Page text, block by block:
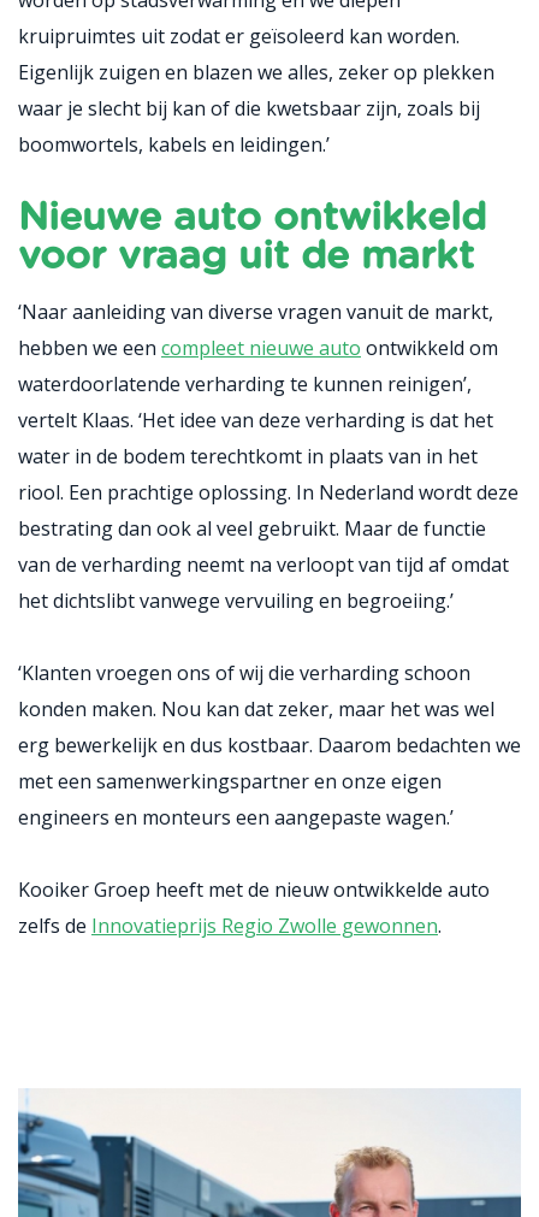
kruipruimtes uit zodat er geïsoleerd kan worden.
Eigenlijk zuigen en blazen we alles, zeker op plekken
waar je slecht bij kan of die kwetsbaar zijn, zoals bij
boomwortels, kabels en leidingen.’
Nieuwe auto ontwikkeld
voor vraag uit de markt
‘Naar aanleiding van diverse vragen vanuit de markt,
hebben we een compleet nieuwe auto ontwikkeld om
waterdoorlatende verharding te kunnen reinigen’,
vertelt Klaas. ‘Het idee van deze verharding is dat het
water in de bodem terechtkomt in plaats van in het
riool. Een prachtige oplossing. In Nederland wordt deze
bestrating dan ook al veel gebruikt. Maar de functie
van de verharding neemt na verloopt van tijd af omdat
het dichtslibt vanwege vervuiling en begroeiing.’
‘Klanten vroegen ons of wij die verharding schoon
konden maken. Nou kan dat zeker, maar het was wel
erg bewerkelijk en dus kostbaar. Daarom bedachten we
met een samenwerkingspartner en onze eigen
engineers en monteurs een aangepaste wagen.’
Kooiker Groep heeft met de nieuw ontwikkelde auto
zelfs de Innovatieprijs Regio Zwolle gewonnen.